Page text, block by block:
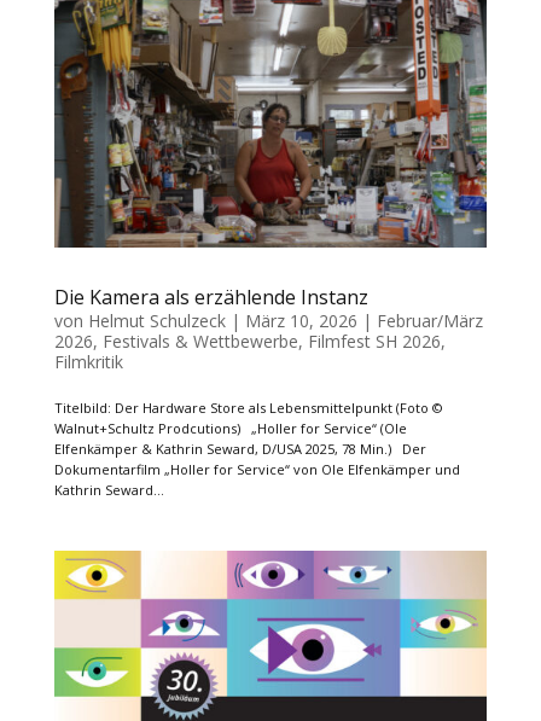
Die Kamera als erzählende Instanz
von Helmut Schulzeck| März 10, 2026 | Februar/März
2026, Festivals & Wettbewerbe, Filmfest SH 2026,
Filmkritik
Titelbild: Der Hardware Store als Lebensmittelpunkt (Foto ©
Walnut+Schultz Prodcutions) „Holler for Service“ (Ole
Elfenkämper & Kathrin Seward, D/USA 2025, 78 Min.) Der
Dokumentarfilm „Holler for Service“ von Ole Elfenkämper und
Kathrin Seward...